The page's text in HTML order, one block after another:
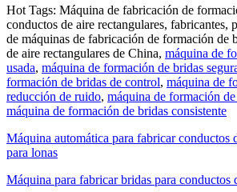
Hot Tags: Máquina de fabricación de
conductos de aire rectangulares, fabricantes,
de máquinas de fabricación de formación de
de aire rectangulares de China, máquina de
usada, máquina de formación de bridas
formación de bridas de control, máquina de
reducción de ruido, máquina de formación
máquina de formación de bridas consistente
Máquina automática para fabricar conductos
para lonas
Máquina para fabricar bridas para conductos